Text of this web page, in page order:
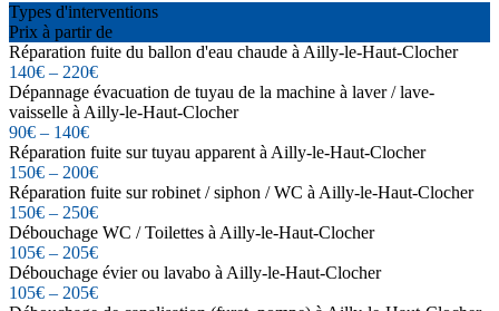
Types d'interventions
Prix à partir de
Réparation fuite du ballon d'eau chaude à Ailly-le-Haut-Clocher
140€ – 220€
Dépannage évacuation de tuyau de la machine à laver / lave-
vaisselle à Ailly-le-Haut-Clocher
90€ – 140€
Réparation fuite sur tuyau apparent à Ailly-le-Haut-Clocher
150€ – 200€
Réparation fuite sur robinet / siphon / WC à Ailly-le-Haut-Clocher
150€ – 250€
Débouchage WC / Toilettes à Ailly-le-Haut-Clocher
105€ – 205€
Débouchage évier ou lavabo à Ailly-le-Haut-Clocher
105€ – 205€